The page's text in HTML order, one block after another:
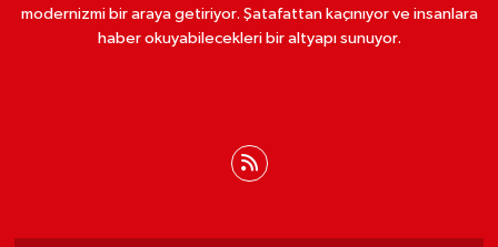
modernizmi bir araya getiriyor. Şatafattan kaçınıyor ve insanlara
haber okuyabilecekleri bir altyapı sunuyor.